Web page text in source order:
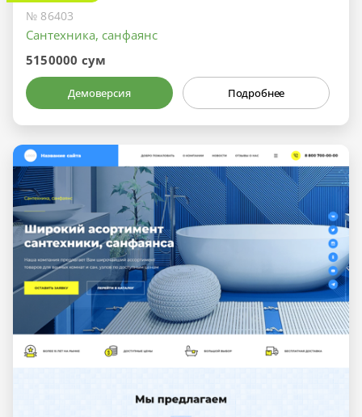
№ 86403
Сантехника, санфаянс
5150000 сум
Демоверсия Подробнее